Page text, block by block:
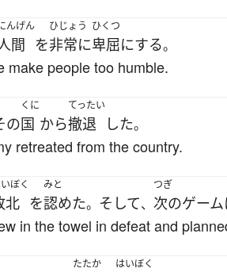
んげん
間 を
ひじょう
非常に
ひくつ
卑屈にする。
make people too humble.
の
くに
国 から
てったい
撤退 した。
retreated from the country.
ぼく
北 を
みと
認めた。 そして、
つぎ
次のゲーム
in the towel in defeat and
たたか はいぼく